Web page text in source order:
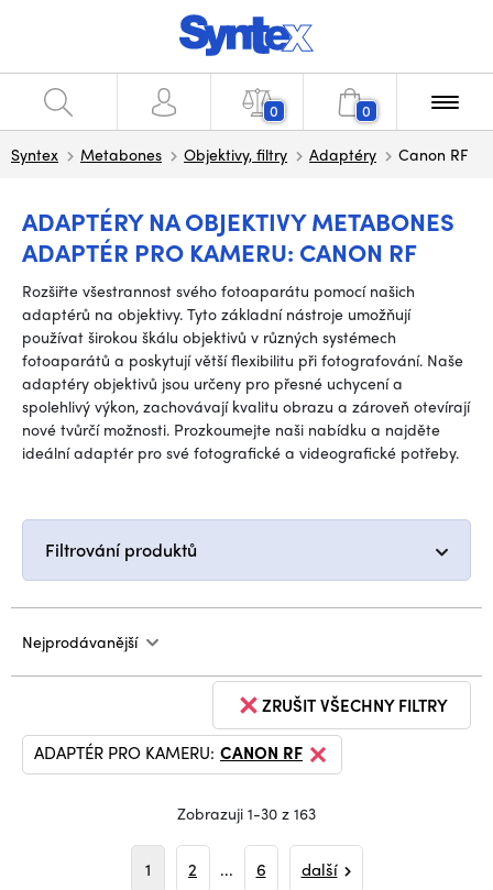
0 0
Syntex Metabones Objektivy, filtry Adaptéry Canon RF
ADAPTÉRY NA OBJEKTIVY METABONES
ADAPTÉR PRO KAMERU: CANON RF
Rozšiřte všestrannost svého fotoaparátu pomocí našich
adaptérů na objektivy. Tyto základní nástroje umožňují
používat širokou škálu objektivů v různých systémech
fotoaparátů a poskytují větší flexibilitu při fotografování. Naše
adaptéry objektivů jsou určeny pro přesné uchycení a
spolehlivý výkon, zachovávají kvalitu obrazu a zároveň otevírají
nové tvůrčí možnosti. Prozkoumejte naši nabídku a najděte
ideální adaptér pro své fotografické a videografické potřeby.
Filtrování produktů
Nejprodávanější
ZRUŠIT VŠECHNY FILTRY
ADAPTÉR PRO KAMERU: CANON RF
Zobrazuji 1-30 z 163
1 2 ... 6 další